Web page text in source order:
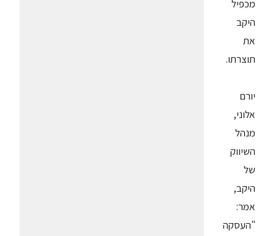
מכפיל
היקב
את
תוצרתו.
יורם
אלוני,
מנהל
השיווק
של
היקב,
אמר:
"העסקה